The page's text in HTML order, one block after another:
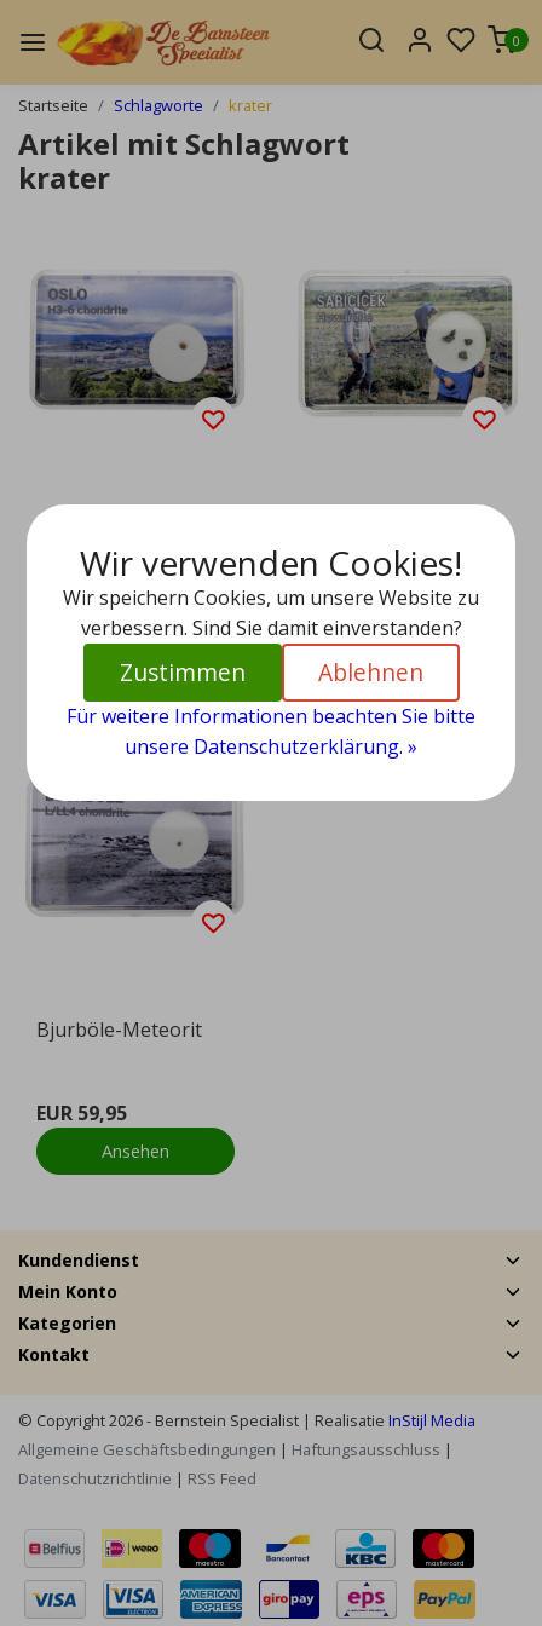
0
Startseite Schlagworte krater
Artikel mit Schlagwort
krater
Oslo-Meteorit
EUR 59,95
Ansehen
eteorit
EUR 59,95
Ansehen
Bjurböle-Meteorit
EUR 59,95
Ansehen
Kundendienst
Mein Konto
Kategorien
Kontakt
© Copyright 2026 - Bernstein Specialist | Realisatie InStijl Media
Allgemeine Geschäftsbedingungen | Haftungsausschluss |
Datenschutzrichtlinie | RSS Feed
Wir verwenden Cookies!
Wir speichern Cookies, um unsere Website zu
verbessern. Sind Sie damit einverstanden?
Zustimmen Ablehnen
Für weitere Informationen beachten Sie bitte
unsere Datenschutzerklärung. »